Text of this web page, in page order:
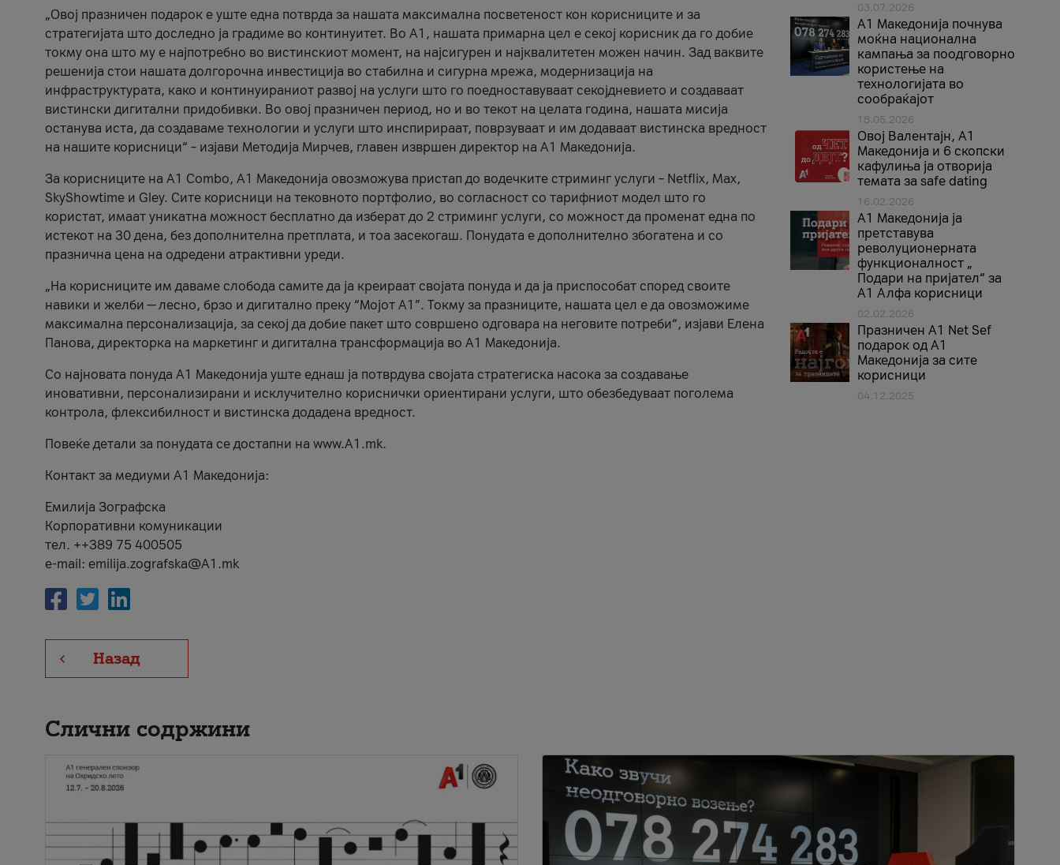
„Овој празничен подарок е уште една потврда за нашата максимална посветеност кон корисниците и за
стратегијата што доследно ја градиме во континуитет. Во А1, нашата примарна цел е секој корисник да го добие
токму она што му е најпотребно во вистинскиот момент, на најсигурен и најквалитетен можен начин. Зад ваквите
решенија стои нашата долгорочна инвестиција во стабилна и сигурна мрежа, модернизација на
инфраструктурата, како и континуираниот развој на услуги што го поедноставуваат секојдневието и создаваат
вистински дигитални придобивки. Во овој празничен период, но и во текот на целата година, нашата мисија
останува иста, да создаваме технологии и услуги што инспирираат, поврзуваат и им додаваат вистинска вредност
на нашите корисници“ – изјави Методија Мирчев, главен извршен директор на А1 Македонија.
За корисниците на A1 Combo, А1 Македонија овозможува пристап до водечките стриминг услуги – Netflix, Max,
SkyShowtime и Gley. Сите корисници на тековното портфолио, во согласност со тарифниот модел што го
користат, имаат уникатна можност бесплатно да изберат до 2 стриминг услуги, со можност да променат една по
истекот на 30 дена, без дополнителна претплата, и тоа засекогаш. Понудата е дополнително збогатена и со
празнична цена на одредени атрактивни уреди.
„На корисниците им даваме слобода самите да ја креираат својата понуда и да ја приспособат според своите
навики и желби — лесно, брзо и дигитално преку “Мојот А1”. Токму за празниците, нашата цел е да овозможиме
максимална персонализација, за секој да добие пакет што совршено одговара на неговите потреби“, изјави Елена
Панова, директорка на маркетинг и дигитална трансформација во А1 Македонија.
Со најновата понуда А1 Македонија уште еднаш ја потврдува својата стратегиска насока за создавање
иновативни, персонализирани и исклучително кориснички ориентирани услуги, што обезбедуваат поголема
контрола, флексибилност и вистинска додадена вредност.
Повеќе детали за понудата се достапни на www.А1.mk.
Контакт за медиуми А1 Македонија:
Емилија Зографска
Корпоративни комуникации
тел. ++389 75 400505
e-mail: emilija.zografska@A1.mk
Назад
03.07.2026
A1 Македонија почнува
моќна национална
кампања за поодговорно
користење на
технологијата во
сообраќајот
18.05.2026
Овој Валентајн, A1
Македонија и 6 скопски
кафулиња ја отворија
темата за safe dating
16.02.2026
А1 Македонија ја
претставува
револуционерната
функционалност „
Подари на пријател“ за
А1 Алфа корисници
02.02.2026
Празничен A1 Net Sеf
подарок од А1
Македонија за сите
корисници
04.12.2025
Слични содржини